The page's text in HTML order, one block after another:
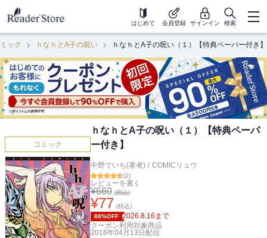
はじめて 会員登録 サインイン 検索
ック ｈなｈとA子の呪い ｈなｈとA子の呪い（１）【特典ペーパー付き】
コミック
ｈなｈとA子の呪い（１）【特典ペーパ
ー付き】
中野でいち(著者) / COMICリュウ
(2)
レビューを書く
¥660 (税込)
¥77 (税込)
88%OFF 2026.8.16 まで
クーポン利用対象商品
2016年04月13日 配信